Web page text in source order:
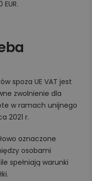
spoza UE VAT jest
zwolnienie dla
w ramach unijnego
2021 r.
oznaczone
osobami
spełniają warunki